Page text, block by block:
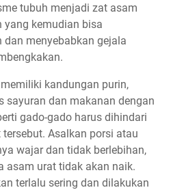
tubuh menjadi zat asam
yang kemudian bisa
menyebabkan gejala
kandungan purin,
sayuran dan makanan dengan
gado-gado harus dihindari
Asalkan porsi atau
wajar dan tidak berlebihan,
asam urat tidak akan naik.
terlalu sering dan dilakukan